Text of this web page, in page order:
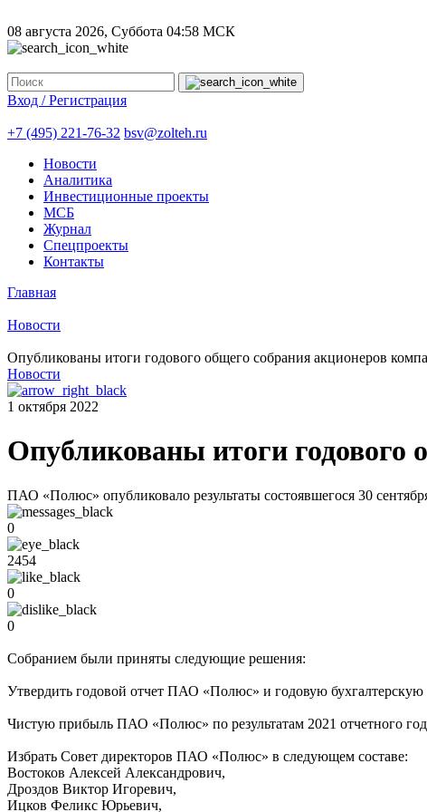
08 августа 2026, Суббота 04:58 МСК
Вход / Регистрация
+7 (495) 221-76-32 bsv@zolteh.ru
Новости
Аналитика
Инвестиционные проекты
МСБ
Журнал
Спецпроекты
Контакты
Главная
Новости
Опубликованы итоги годового общего собрания акционеров
Новости
1 октября 2022
Опубликованы итоги годового
ПАО «Полюс» опубликовало результаты состоявшегося 30
0
2454
0
0
Собранием были приняты следующие решения:
Утвердить годовой отчет ПАО «Полюс» и годовую
Чистую прибыль ПАО «Полюс» по результатам 2021 отчетного
Избрать Совет директоров ПАО «Полюс» в следующем составе:
Востоков Алексей Александрович,
Дроздов Виктор Игоревич,
Ицков Феликс Юрьевич,